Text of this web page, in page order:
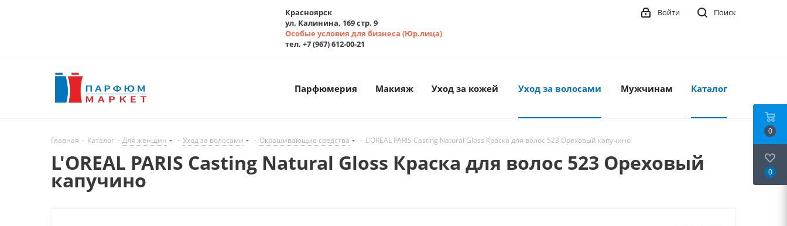
Красноярск
ул. Калинина, 169 стр. 9
Особые условия для бизнеса (Юр.лица)
тел. +7 (967) 612-00-21
Поиск
Войти
Парфюмерия Макияж Уход за кожей Уход за волосами Мужчинам Каталог
Главная - Каталог - Для женщин - Уход за волосами - Окрашивающие средства - L'OREAL PARIS Casting Natural Gloss Краска для волос 523 Ореховый капучино
L'OREAL PARIS Casting Natural Gloss Краска для волос 523 Ореховый
капучино
0
0